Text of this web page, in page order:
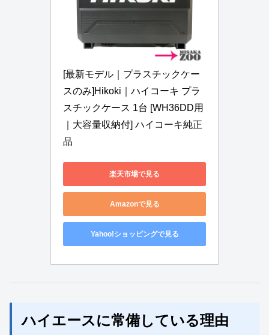
[最新モデル｜プラスチックケー
スのみ]Hikoki｜ハイコーキ プラ
スチックケース 1台 [WH36DD用
｜大容量収納付] ハイコーキ純正
品
楽天市場で見る
Amazonで見る
Yahoo!ショッピングで見る
ハイエースに常備している理由